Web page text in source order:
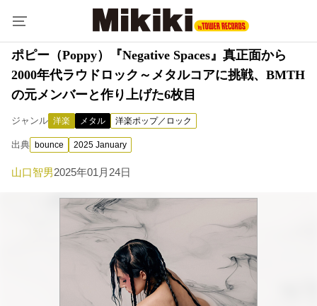
ポピー（Poppy）『Negative Spaces』真正面から
2000年代ラウドロック～メタルコアに挑戦、BMTH
の元メンバーと作り上げた6枚目
ジャンル 洋楽 メタル 洋楽ポップ／ロック
出典 bounce 2025 January
山口智男2025年01月24日